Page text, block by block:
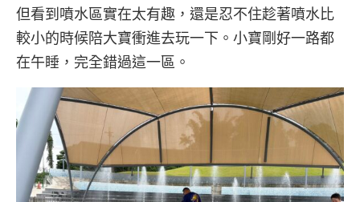
但看到噴水區實在太有趣，還是忍不住趁著噴水比
較小的時候陪大寶衝進去玩一下。小寶剛好一路都
在午睡，完全錯過這一區。